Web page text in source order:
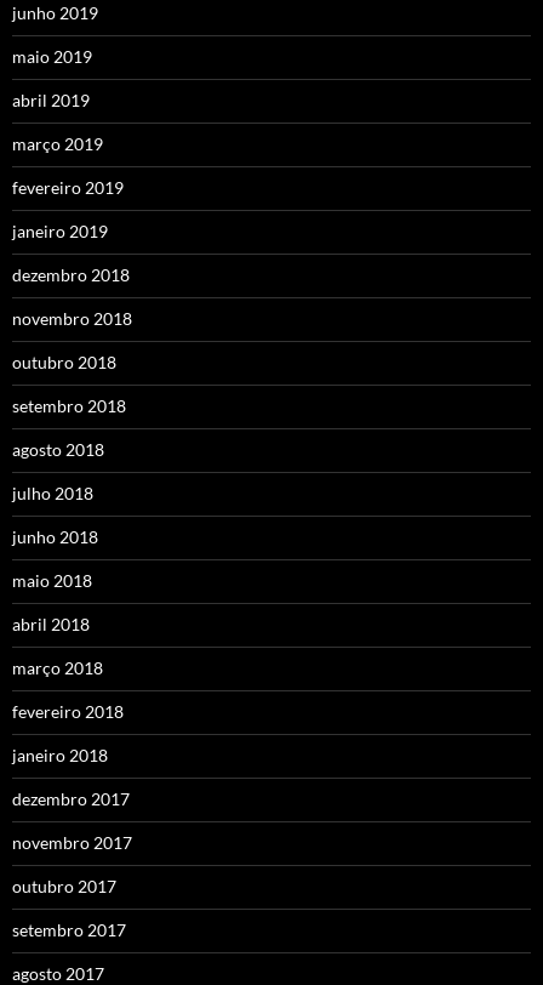
junho 2019
maio 2019
abril 2019
março 2019
fevereiro 2019
janeiro 2019
dezembro 2018
novembro 2018
outubro 2018
setembro 2018
agosto 2018
julho 2018
junho 2018
maio 2018
abril 2018
março 2018
fevereiro 2018
janeiro 2018
dezembro 2017
novembro 2017
outubro 2017
setembro 2017
agosto 2017